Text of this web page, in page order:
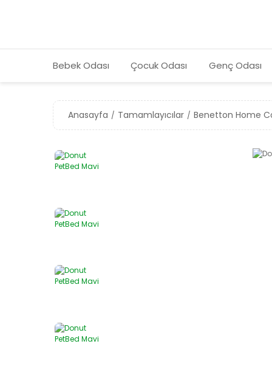
Bebek Odası Çocuk Odası Genç Odası
Anasayfa Tamamlayıcılar Benetton Home